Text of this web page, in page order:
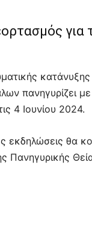
για
πανηγυρίζει
4 Ιουνίου 2024.
εκδηλώσεις θα
Πανηγυρικής